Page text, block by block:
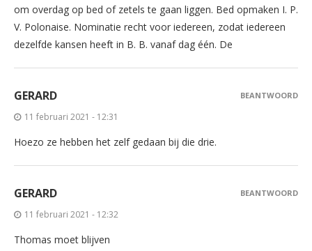
om overdag op bed of zetels te gaan liggen. Bed opmaken I. P.
V. Polonaise. Nominatie recht voor iedereen, zodat iedereen
dezelfde kansen heeft in B. B. vanaf dag één. De
GERARD
11 februari 2021 - 12:31
Hoezo ze hebben het zelf gedaan bij die drie.
BEANTWOORD
GERARD
11 februari 2021 - 12:32
Thomas moet blijven
BEANTWOORD